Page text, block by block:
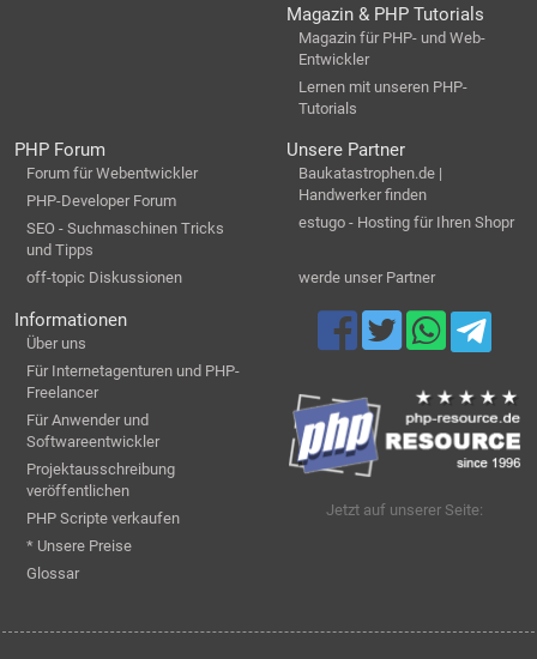
Magazin & PHP Tutorials
Magazin für PHP- und Web-
Entwickler
Lernen mit unseren PHP-
Tutorials
PHP Forum
Forum für Webentwickler
PHP-Developer Forum
SEO - Suchmaschinen Tricks
und Tipps
off-topic Diskussionen
Unsere Partner
Baukatastrophen.de |
Handwerker finden
estugo - Hosting für Ihren Shopr
werde unser Partner
Informationen
Über uns
Für Internetagenturen und PHP-
Freelancer
Für Anwender und
Softwareentwickler
Projektausschreibung
veröffentlichen
PHP Scripte verkaufen
* Unsere Preise
Glossar
Jetzt auf unserer Seite: